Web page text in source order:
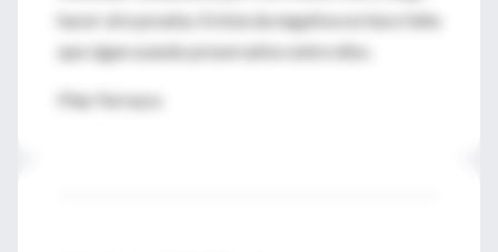
hacer otra prueba. Si ésta da negativa no hace falta
que sigan usando preservativo entre ellos.
Pilar Ferreyra